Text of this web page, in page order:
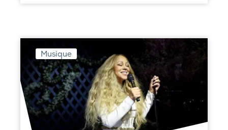
Musique